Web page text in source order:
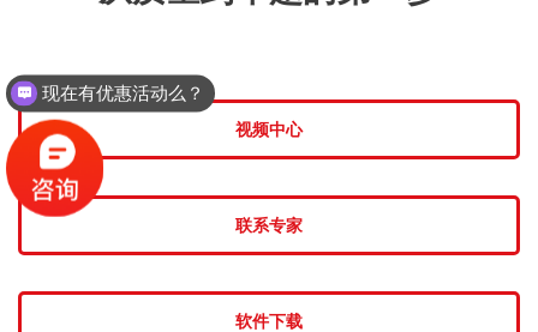
视频中心
联系专家
软件下载
现在有优惠活动么？